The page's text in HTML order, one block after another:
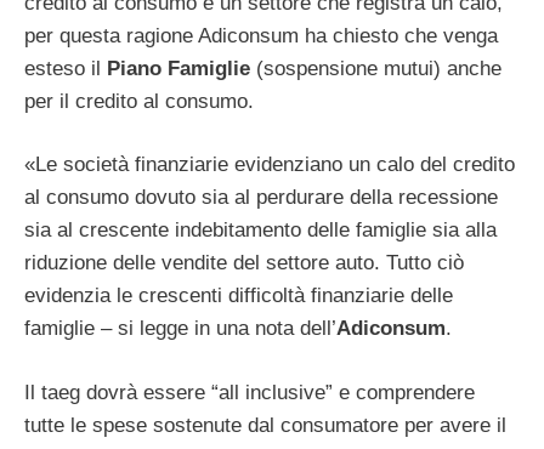
per questa ragione Adiconsum ha chiesto che venga
esteso il Piano Famiglie (sospensione mutui) anche
per il credito al consumo.
«Le società finanziarie evidenziano un calo del credito
al consumo dovuto sia al perdurare della recessione
sia al crescente indebitamento delle famiglie sia alla
riduzione delle vendite del settore auto. Tutto ciò
evidenzia le crescenti difficoltà finanziarie delle
famiglie – si legge in una nota dell’Adiconsum.
Il taeg dovrà essere “all inclusive” e comprendere
tutte le spese sostenute dal consumatore per avere il